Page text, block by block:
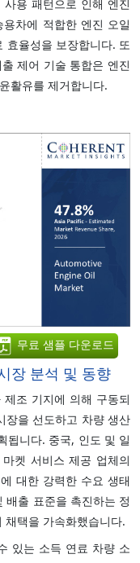
용 패턴으로 인해 엔진
차에 적합한 엔진 오일
효율성을 보장합니다. 또
제어 기술 통합은 엔진
활유를 제거합니다.
무료 샘플 다운로드
장 분석 및 동향
조 기지에 의해 구동되
장을 선도하고 차량 생산
됩니다. 중국, 인도 및 일
켓 서비스 제공 업체의
대한 강력한 수요 생태
배출 표준을 촉진하는 정
채택을 가속화했습니다.
있는 소득 연료 차량 소